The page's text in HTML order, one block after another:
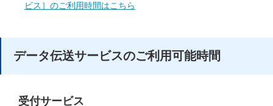
ビス］のご利用時間はこちら
データ伝送サービスのご利用可能時間
受付サービス